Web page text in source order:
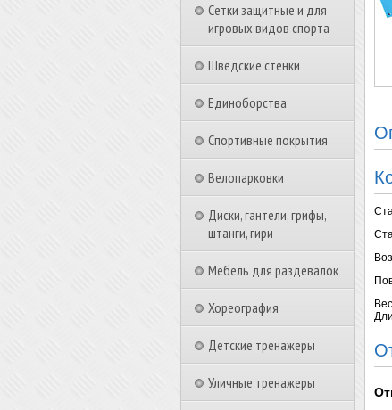
Сетки защитные и для
игровых видов спорта
Шведские стенки
Единоборства
Спортивные покрытия
Велопарковки
Диски, гантели, грифы,
штанги, гири
Мебель для раздевалок
Хореография
Детские тренажеры
Уличные тренажеры